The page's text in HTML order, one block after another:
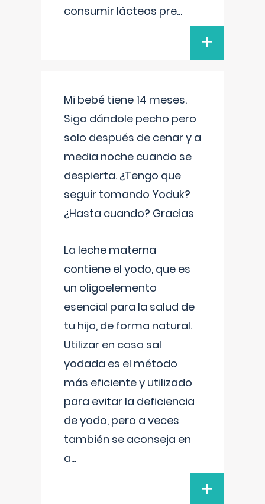
consumir lácteos pre...
+
Mi bebé tiene 14 meses.
Sigo dándole pecho pero
solo después de cenar y a
media noche cuando se
despierta. ¿Tengo que
seguir tomando Yoduk?
¿Hasta cuando? Gracias
La leche materna
contiene el yodo, que es
un oligoelemento
esencial para la salud de
tu hijo, de forma natural.
Utilizar en casa sal
yodada es el método
más eficiente y utilizado
para evitar la deficiencia
de yodo, pero a veces
también se aconseja en
a...
+